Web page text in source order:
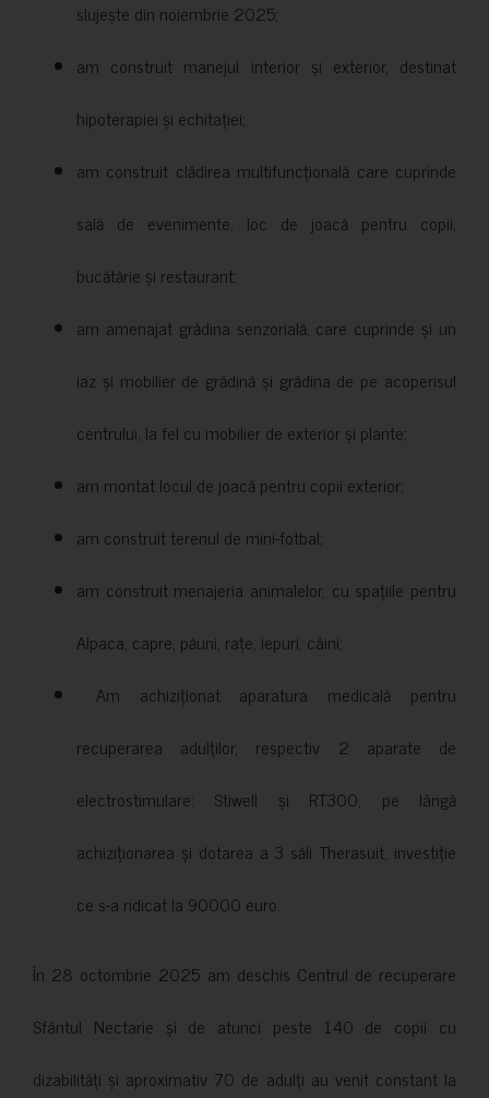
slujește din noiembrie 2025;
am construit manejul interior și exterior, destinat
hipoterapiei și echitației;
am construit clădirea multifuncțională care cuprinde
sală de evenimente, loc de joacă pentru copii,
bucătărie și restaurant;
am amenajat grădina senzorială, care cuprinde și un
iaz și mobilier de grădină și grădina de pe acoperisul
centrului, la fel cu mobilier de exterior și plante;
am montat locul de joacă pentru copii exterior;
am construit terenul de mini-fotbal;
am construit menajeria animalelor, cu spațiile pentru
Alpaca, capre, păuni, rațe, iepuri, câini;
Am achiziționat aparatura medicală pentru
recuperarea adulților, respectiv 2 aparate de
electrostimulare: Stiwell și RT300, pe lângă
achiziționarea și dotarea a 3 săli Therasuit, investiție
ce s-a ridicat la 90000 euro.
În 28 octombrie 2025 am deschis Centrul de recuperare
Sfântul Nectarie și de atunci peste 140 de copii cu
dizabilități și aproximativ 70 de adulți au venit constant la